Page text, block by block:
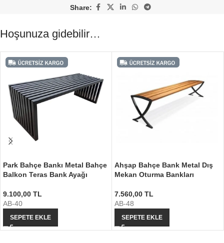
Share:
Hoşunuza gidebilir…
Park Bahçe Bankı Metal Bahçe
Balkon Teras Bank Ayağı
9.100,00 TL
AB-40
SEPETE EKLE
Ahşap Bahçe Bank Metal Dış
Mekan Oturma Bankları
7.560,00 TL
AB-48
SEPETE EKLE